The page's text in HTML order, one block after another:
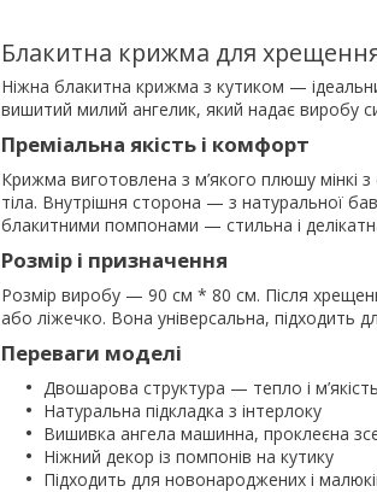
Блакитна крижма для
Ніжна блакитна крижма з кутиком —
вишитий милий ангелик, який надає виробу
Преміальна якість і комфорт
Крижма виготовлена з м’якого плюшу
тіла. Внутрішня сторона — з натуральної
блакитними помпонами — стильна і
Розмір і призначення
Розмір виробу — 90 см * 80 см. Після
або ліжечко. Вона універсальна, підходить
Переваги моделі
Двошарова структура — тепло і м’якість
Натуральна підкладка з інтерлоку
Вишивка ангела машинна, проклеєна
Ніжний декор із помпонів на кутику
Підходить для новонароджених і